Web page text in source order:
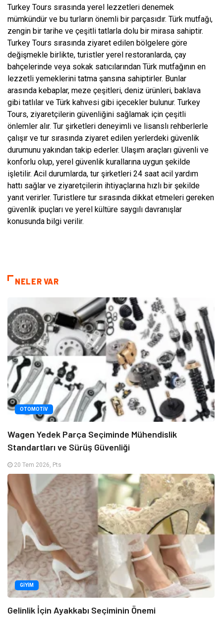
Turkey Tours sırasında yerel lezzetleri denemek
mümkündür ve bu turların önemli bir parçasıdır. Türk mutfağı,
zengin bir tarihe ve çeşitli tatlarla dolu bir mirasa sahiptir.
Turkey Tours sırasında ziyaret edilen bölgelere göre
değişmekle birlikte, turistler yerel restoranlarda, çay
bahçelerinde veya sokak satıcılarından Türk mutfağının en
lezzetli yemeklerini tatma şansına sahiptirler. Bunlar
arasında kebaplar, meze çeşitleri, deniz ürünleri, baklava
gibi tatlılar ve Türk kahvesi gibi içecekler bulunur. Turkey
Tours, ziyaretçilerin güvenliğini sağlamak için çeşitli
önlemler alır. Tur şirketleri deneyimli ve lisanslı rehberlerle
çalışır ve tur sırasında ziyaret edilen yerlerdeki güvenlik
durumunu yakından takip ederler. Ulaşım araçları güvenli ve
konforlu olup, yerel güvenlik kurallarına uygun şekilde
işletilir. Acil durumlarda, tur şirketleri 24 saat acil yardım
hattı sağlar ve ziyaretçilerin ihtiyaçlarına hızlı bir şekilde
yanıt verirler. Turistlere tur sırasında dikkat etmeleri gereken
güvenlik ipuçları ve yerel kültüre saygılı davranışlar
konusunda bilgi verilir.
NELER VAR
OTOMOTIV
Wagen Yedek Parça Seçiminde Mühendislik
Standartları ve Sürüş Güvenliği
20 Tem 2026, Pts
GIYIM
Gelinlik İçin Ayakkabı Seçiminin Önemi